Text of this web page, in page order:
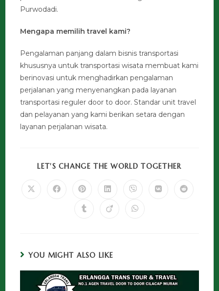
Purwodadi.
Mengapa memilih travel kami?
Pengalaman panjang dalam bisnis transportasi
khususnya untuk transportasi wisata membuat kami
berinovasi untuk menghadirkan pengalaman
perjalanan yang menyenangkan pada layanan
transportasi reguler door to door. Standar unit travel
dan pelayanan yang kami berikan setara dengan
layanan perjalanan wisata.
LET'S CHANGE THE WORLD TOGETHER
YOU MIGHT ALSO LIKE